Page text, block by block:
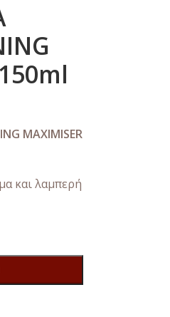
MAXIMISER
και λαμπερή